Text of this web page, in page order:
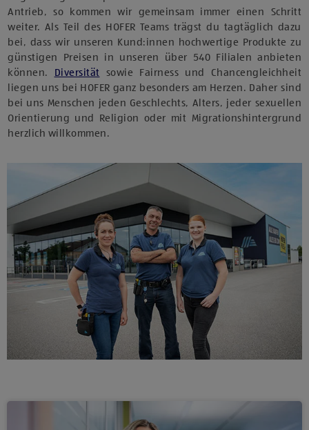
Antrieb, so kommen wir gemeinsam immer einen Schritt
weiter. Als Teil des HOFER Teams trägst du tagtäglich dazu
bei, dass wir unseren Kund:innen hochwertige Produkte zu
günstigen Preisen in unseren über 540 Filialen anbieten
können. Diversität sowie Fairness und Chancengleichheit
liegen uns bei HOFER ganz besonders am Herzen. Daher sind
bei uns Menschen jeden Geschlechts, Alters, jeder sexuellen
Orientierung und Religion oder mit Migrationshintergrund
herzlich willkommen.